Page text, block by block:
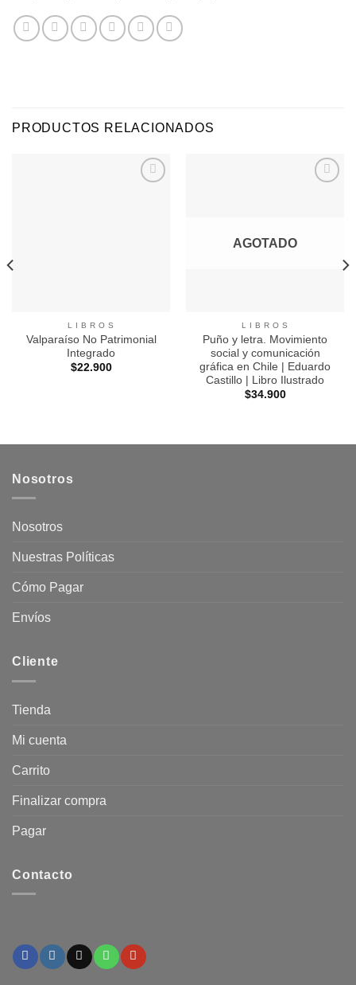
PRODUCTOS RELACIONADOS
L I B R O S
Valparaíso No Patrimonial
Integrado
$22.900
AGOTADO
L I B R O S
Puño y letra. Movimiento
social y comunicación
gráfica en Chile | Eduardo
Castillo | Libro Ilustrado
$34.900
Nosotros
Nosotros
Nuestras Políticas
Cómo Pagar
Envíos
Cliente
Tienda
Mi cuenta
Carrito
Finalizar compra
Pagar
Contacto